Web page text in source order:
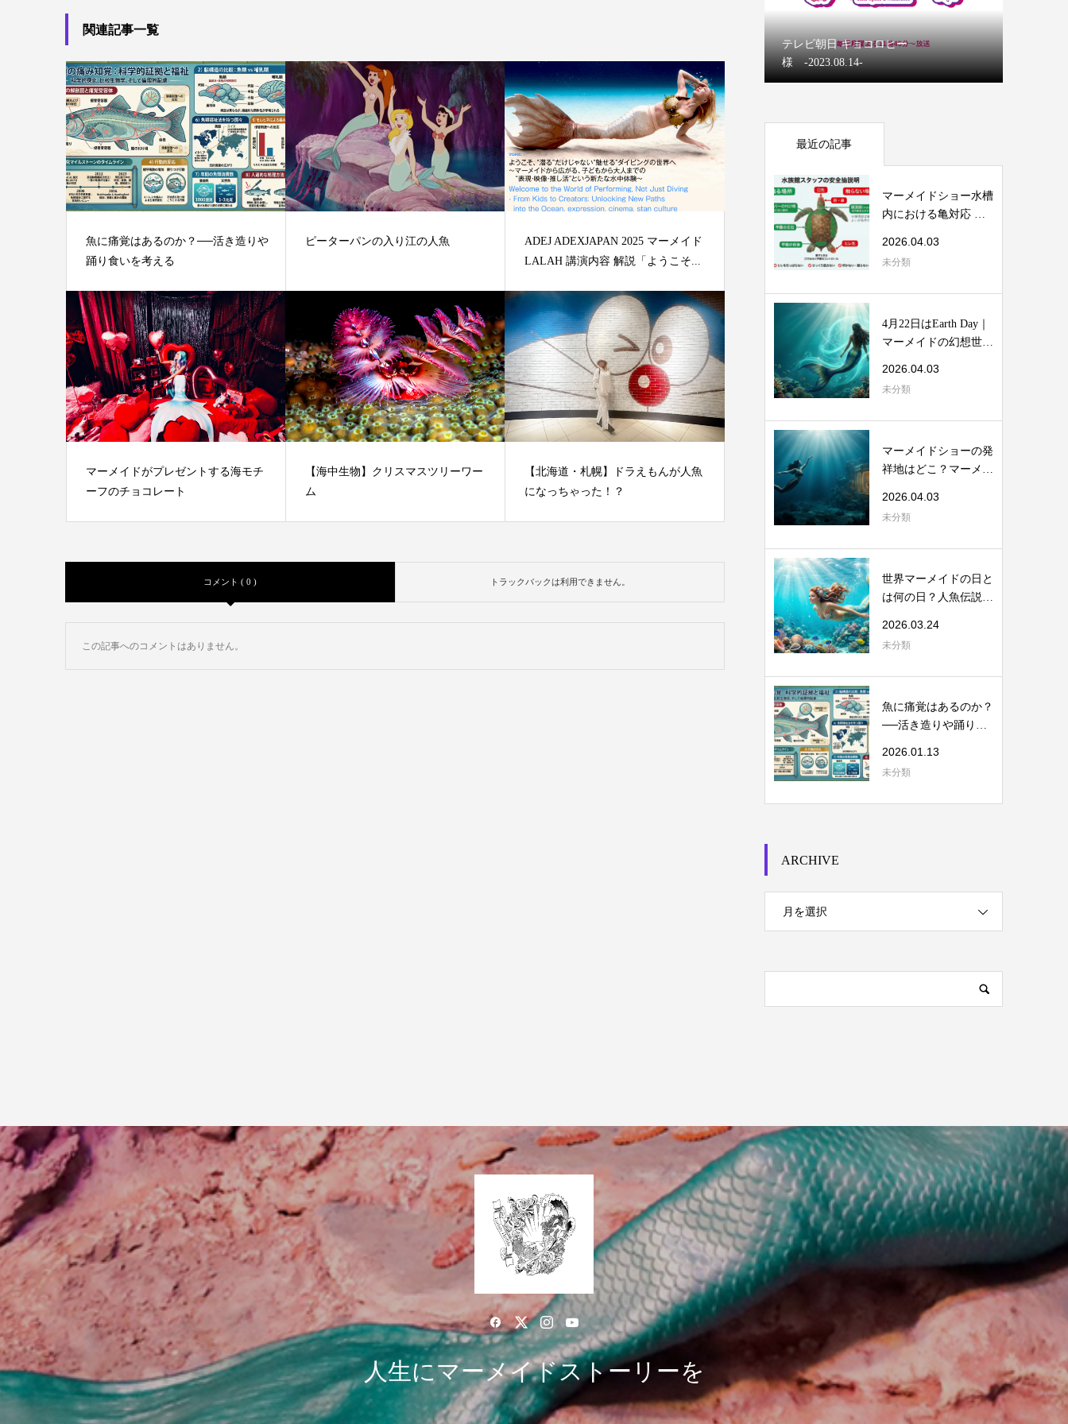
関連記事一覧
魚に痛覚はあるのか？──活き造りや
踊り食いを考える
ピーターパンの入り江の人魚
ADEJ ADEXJAPAN 2025 マーメイド
LALAH 講演内容 解説「ようこそ...
マーメイドがプレゼントする海モチ
ーフのチョコレート
【海中生物】クリスマスツリーワー
ム
【北海道・札幌】ドラえもんが人魚
になっちゃった！？
コメント ( 0 ) トラックバックは利用できません。
この記事へのコメントはありません。
ドテールと購入について
テレビ朝日 キョコロヒー
様 -2023.08.14-
最近の記事
マーメイドショー水槽
内における亀対応 安
2026.04.03
未分類
4月22日はEarth Day｜
マーメイドの幻想世界
2026.04.03
未分類
マーメイドショーの発
祥地はどこ？マーメイ
2026.04.03
未分類
世界マーメイドの日と
は何の日？人魚伝説と
2026.03.24
未分類
魚に痛覚はあるのか？
──活き造りや踊り食
2026.01.13
未分類
ARCHIVE
月を選択
人生にマーメイドストーリーを